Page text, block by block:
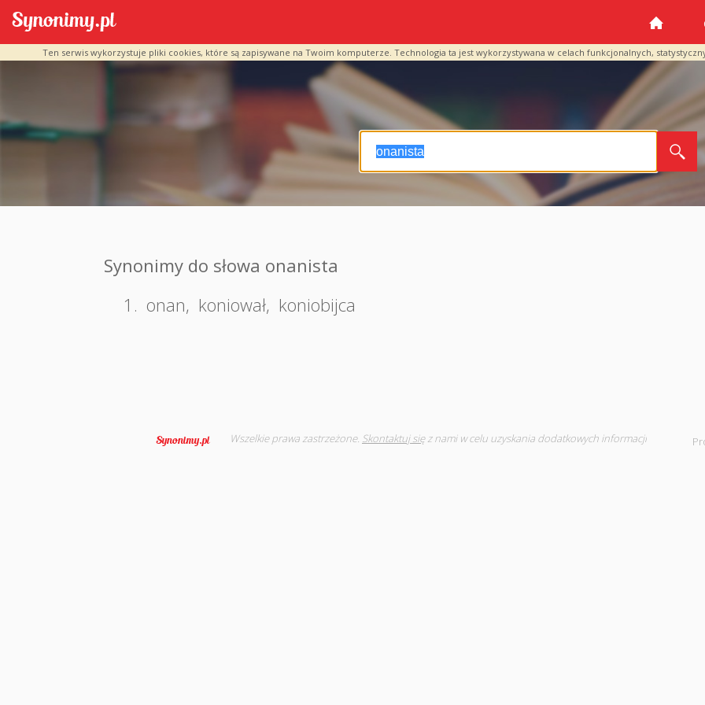
Ten serwis wykorzystuje pliki cookies, które są zapisywane na Twoim komputerze. Technologia ta jest wykorzystywana w celach funkcjonalnych,
Synonimy do słowa onanista
1. onan, koniował, koniobijca
Wszelkie prawa zastrzeżone. Skontaktuj sięz nami w celu uzyskania dodatkowych informacji